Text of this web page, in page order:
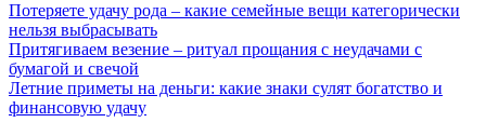
Потеряете удачу рода – какие семейные вещи категорически
нельзя выбрасывать
Притягиваем везение – ритуал прощания с неудачами с
бумагой и свечой
Летние приметы на деньги: какие знаки сулят богатство и
финансовую удачу